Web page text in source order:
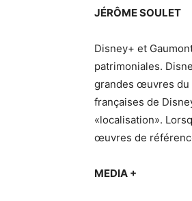
JÉRÔME SOULET
Disney+ et
patrimoniales.
grandes œuvres du
françaises de
«localisation».
œuvres de
MEDIA +